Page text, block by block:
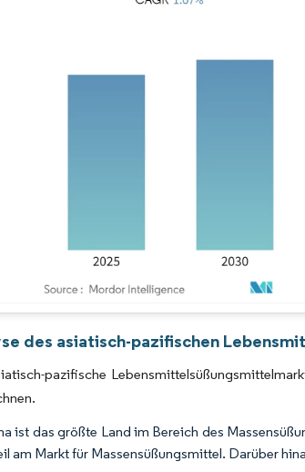
des asiatisch-pazifischen
pazifische
ist das größte Land im Bereich des
am Markt für Massensüßungsmittel. Darüber